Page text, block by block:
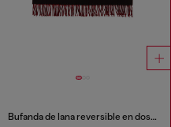
Bufanda de lana reversible en dos tonos